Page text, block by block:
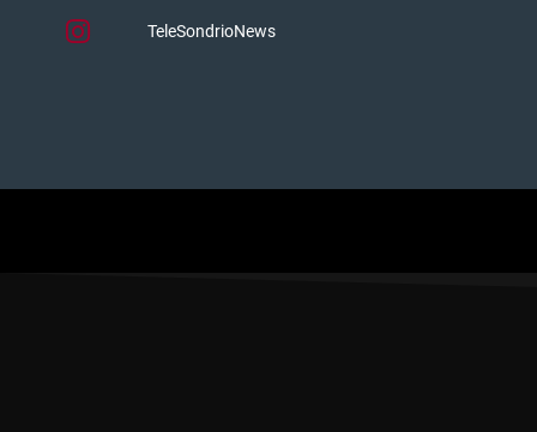
TeleSondrioNews